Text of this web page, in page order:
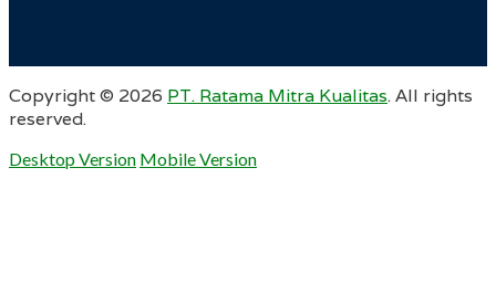
Copyright © 2026 PT. Ratama Mitra Kualitas. All rights
reserved.
Desktop Version Mobile Version